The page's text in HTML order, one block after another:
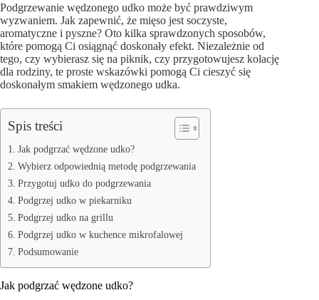
Podgrzewanie wędzonego udko może być prawdziwym
wyzwaniem. Jak zapewnić, że mięso jest soczyste,
aromatyczne i pyszne? Oto kilka sprawdzonych sposobów,
które pomogą Ci osiągnąć doskonały efekt. Niezależnie od
tego, czy wybierasz się na piknik, czy przygotowujesz kolację
dla rodziny, te proste wskazówki pomogą Ci cieszyć się
doskonałym smakiem wędzonego udka.
Spis treści
Jak podgrzać wędzone udko?
Wybierz odpowiednią metodę podgrzewania
Przygotuj udko do podgrzewania
Podgrzej udko w piekarniku
Podgrzej udko na grillu
Podgrzej udko w kuchence mikrofalowej
Podsumowanie
Jak podgrzać wędzone udko?